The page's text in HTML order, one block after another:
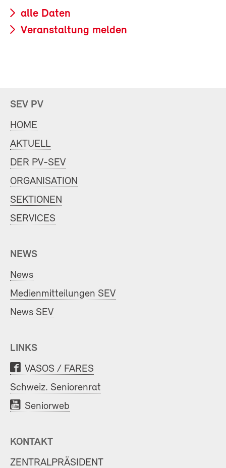
alle Daten
Veranstaltung melden
SEV PV
HOME
AKTUELL
DER PV-SEV
ORGANISATION
SEKTIONEN
SERVICES
NEWS
News
Medienmitteilungen SEV
News SEV
LINKS
VASOS / FARES
Schweiz. Seniorenrat
Seniorweb
KONTAKT
ZENTRALPRÄSIDENT